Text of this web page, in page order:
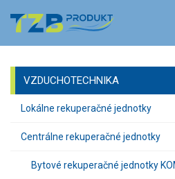
VZDUCHOTECHNIKA
Lokálne rekuperačné jednotky
Centrálne rekuperačné jednotky
Bytové rekuperačné jednotky